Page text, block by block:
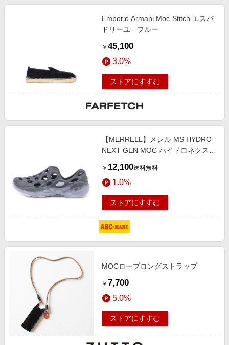
Emporio Armani Moc-Stitch エスパ
ドリーユ - ブルー
￥ 45,100
3.0%
ストアにすすむ
【MERRELL】メレル MS HYDRO
NEXT GEN MOC ハイドロネクスト
10(28cm) グレー
￥ 12,100送料無料
1.0%
ストアにすすむ
MOCロープロングストラップ
￥ 7,700
5.0%
ストアにすすむ